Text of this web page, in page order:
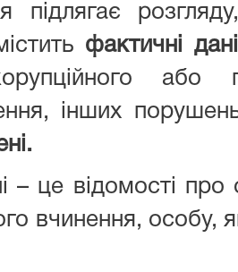
підлягає
фактичні
або
інших
– це відомості
вчинення,